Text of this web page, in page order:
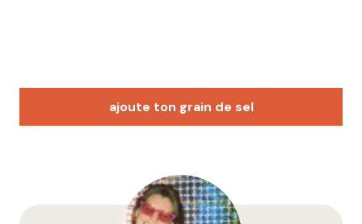
ajoute ton grain de sel
Votre adresse e-mail ne sera pas publiée.
champs obligatoires sont indiqués avec